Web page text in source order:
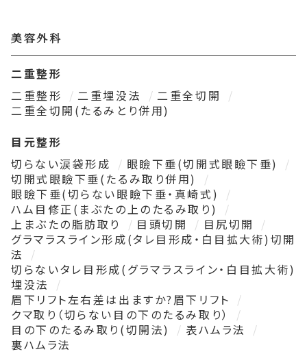
美容外科
二重整形
二重整形
二重埋没法
二重全切開
二重全切開(たるみとり併用)
目元整形
切らない涙袋形成
眼瞼下垂(切開式眼瞼下垂)
切開式眼瞼下垂(たるみ取り併用)
眼瞼下垂(切らない眼瞼下垂・真崎式)
ハム目修正(まぶたの上のたるみ取り)
上まぶたの脂肪取り
目頭切開
目尻切開
グラマラスライン形成(タレ目形成・白目拡大術)切開
法
切らないタレ目形成(グラマラスライン・白目拡大術)
埋没法
眉下リフト左右差は出ますか?眉下リフト
クマ取り（切らない目の下のたるみ取り）
目の下のたるみ取り(切開法)
表ハムラ法
裏ハムラ法